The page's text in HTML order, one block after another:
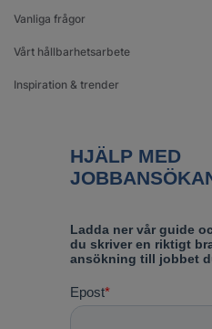
Vanliga frågor
Vårt hållbarhetsarbete
Inspiration & trender